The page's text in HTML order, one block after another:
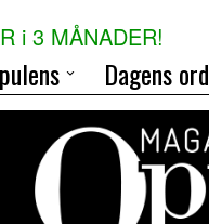
i 3 MÅNADER!
Dagens